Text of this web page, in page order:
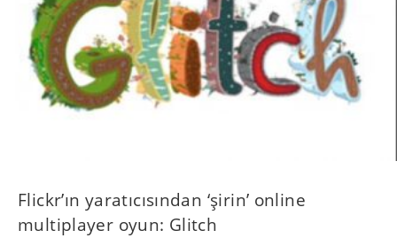
Flickr’ın yaratıcısından ‘şirin’ online
multiplayer oyun: Glitch